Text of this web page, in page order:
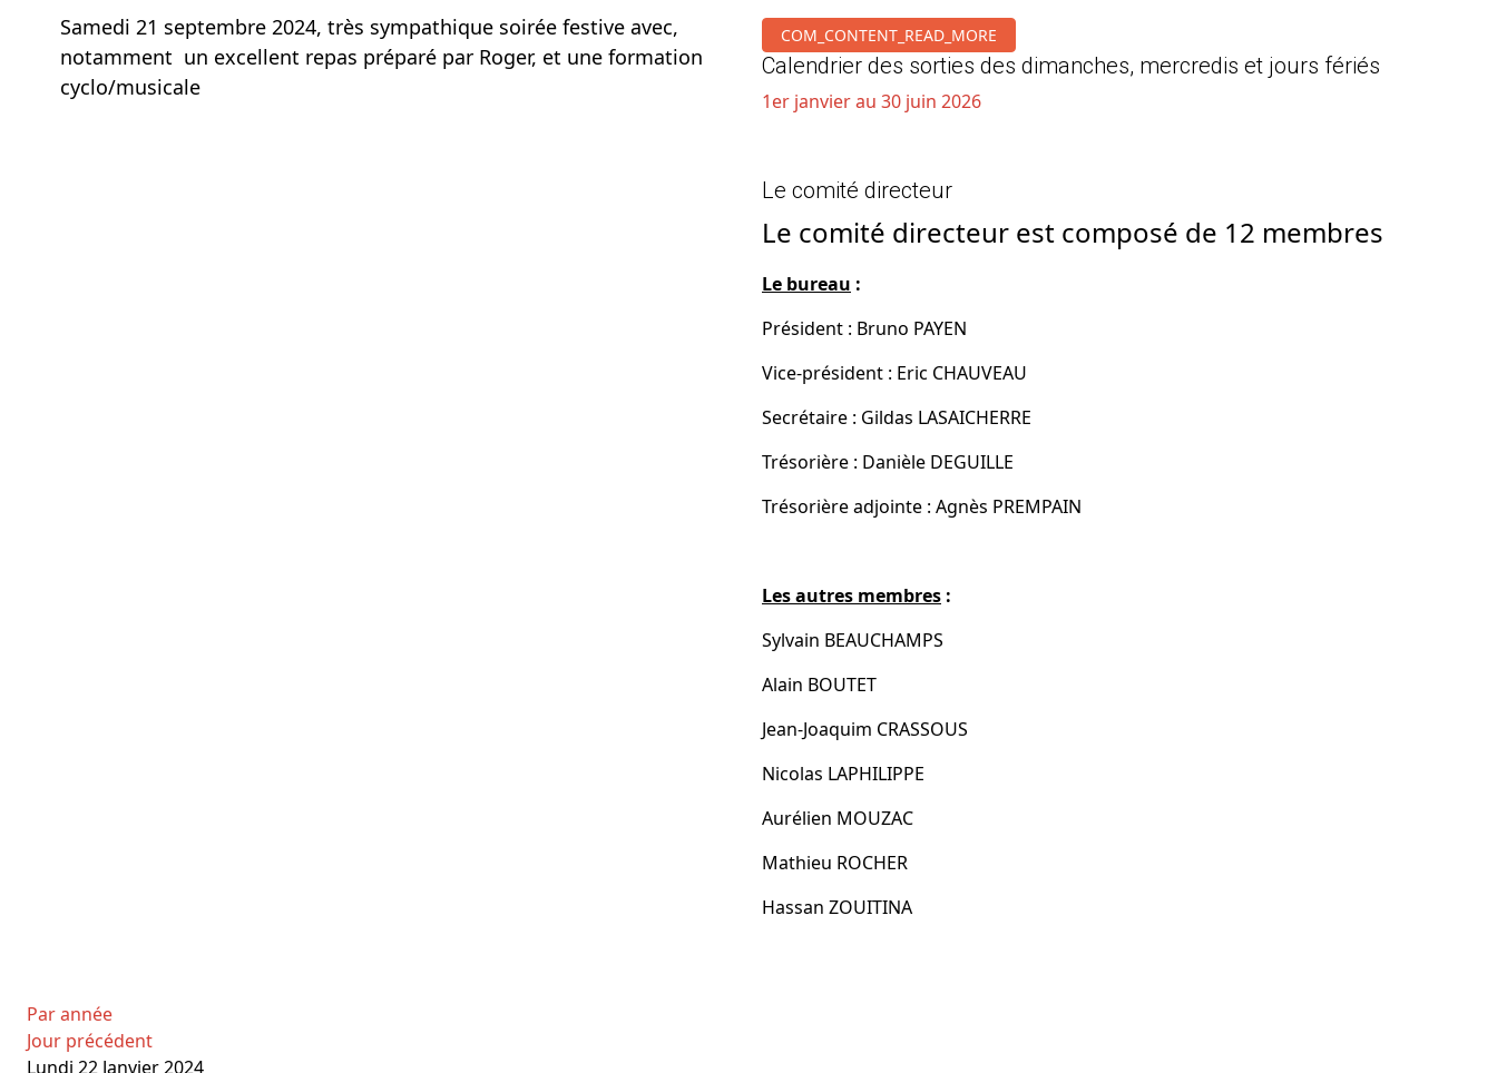
Samedi 21 septembre 2024, très sympathique soirée festive avec,
notamment un excellent repas préparé par Roger, et une formation
cyclo/musicale
COM_CONTENT_READ_MORE
Calendrier des sorties des dimanches, mercredis et jours fériés
1er janvier au 30 juin 2026
Le comité directeur
Le comité directeur est composé de 12 membres
Le bureau :
Président : Bruno PAYEN
Vice-président : Eric CHAUVEAU
Secrétaire : Gildas LASAICHERRE
Trésorière : Danièle DEGUILLE
Trésorière adjointe : Agnès PREMPAIN
Les autres membres :
Sylvain BEAUCHAMPS
Alain BOUTET
Jean-Joaquim CRASSOUS
Nicolas LAPHILIPPE
Aurélien MOUZAC
Mathieu ROCHER
Hassan ZOUITINA
Par année
Jour précédent
Lundi 22 Janvier 2024